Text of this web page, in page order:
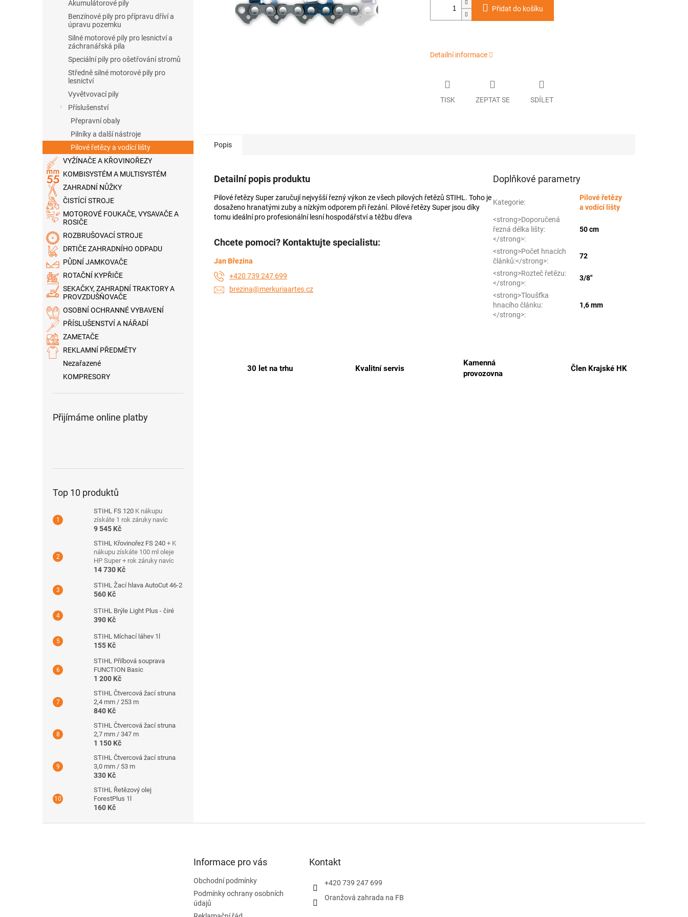
Akumulátorové pily
Benzínové pily pro přípravu dříví a
úpravu pozemku
Silné motorové pily pro lesnictví a
záchranářská pila
Speciální pily pro ošetřování stromů
Středně silné motorové pily pro
lesnictví
Vyvětvovací pily
Příslušenství
Přepravní obaly
Pilníky a další nástroje
Pilové řetězy a vodící lišty
VYŽÍNAČE A KŘOVINOŘEZY
KOMBISYSTÉM A MULTISYSTÉM
ZAHRADNÍ NŮŽKY
ČISTÍCÍ STROJE
MOTOROVÉ FOUKAČE, VYSAVAČE A
ROSIČE
ROZBRUŠOVACÍ STROJE
DRTIČE ZAHRADNÍHO ODPADU
PŮDNÍ JAMKOVAČE
ROTAČNÍ KYPŘIČE
SEKAČKY, ZAHRADNÍ TRAKTORY A
PROVZDUŠŇOVAČE
OSOBNÍ OCHRANNÉ VYBAVENÍ
PŘÍSLUŠENSTVÍ A NÁŘADÍ
ZAMETAČE
REKLAMNÍ PŘEDMĚTY
Nezařazené
KOMPRESORY
Přijímáme online platby
Top 10 produktů
STIHL FS 120 K nákupu
získáte 1 rok záruky navíc
9 545 Kč
STIHL Křovinořez FS 240 + K
nákupu získáte 100 ml oleje
HP Super + rok záruky navíc
14 730 Kč
STIHL Žací hlava AutoCut 46-2
560 Kč
STIHL Brýle Light Plus - čiré
390 Kč
STIHL Míchací láhev 1l
155 Kč
STIHL Přilbová souprava
FUNCTION Basic
1 200 Kč
STIHL Čtvercová žací struna
2,4 mm / 253 m
840 Kč
STIHL Čtvercová žací struna
2,7 mm / 347 m
1 150 Kč
STIHL Čtvercová žací struna
3,0 mm / 53 m
330 Kč
STIHL Řetězový olej
ForestPlus 1l
160 Kč
Přidat do košíku
Detailní informace
TISK ZEPTAT SE SDÍLET
30 let na trhu Kvalitní servis
Kamenná
provozovna
Člen Krajské HK
Popis
Detailní popis produktu
Pilové řetězy Super zaručují nejvyšší řezný výkon ze všech pilových řetězů STIHL. Toho je
dosaženo hranatými zuby a nízkým odporem při řezání. Pilové řetězy Super jsou díky
tomu ideální pro profesionální lesní hospodářství a těžbu dřeva
Chcete pomoci? Kontaktujte specialistu:
Jan Březina
+420 739 247 699
brezina@merkuriaartes.cz
Doplňkové parametry
Kategorie:
Pilové řetězy
a vodící lišty
<strong>Doporučená
řezná délka lišty:
</strong>:
50 cm
<strong>Počet hnacích
článků:</strong>:
72
<strong>Rozteč řetězu:
</strong>:
3/8"
<strong>Tloušťka
hnacího článku:
</strong>:
1,6 mm
Informace pro vás
Obchodní podmínky
Podmínky ochrany osobních
údajů
Kontakt
+420 739 247 699
Oranžová zahrada na FB